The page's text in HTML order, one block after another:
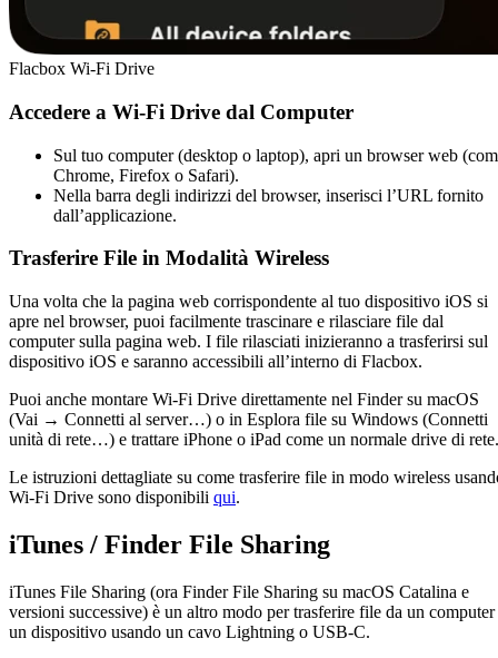
Flacbox Wi-Fi Drive
Accedere a Wi-Fi Drive dal Computer
Sul tuo computer (desktop o laptop), apri un browser web
Chrome, Firefox o Safari).
Nella barra degli indirizzi del browser, inserisci l’URL fornito
dall’applicazione.
Trasferire File in Modalità Wireless
Una volta che la pagina web corrispondente al tuo dispositivo iOS si
apre nel browser, puoi facilmente trascinare e rilasciare file dal
computer sulla pagina web. I file rilasciati inizieranno a trasferirsi sul
dispositivo iOS e saranno accessibili all’interno di Flacbox.
Puoi anche montare Wi-Fi Drive direttamente nel Finder su macOS
(Vai → Connetti al server…) o in Esplora file su Windows (Connetti
unità di rete…) e trattare iPhone o iPad come un normale drive di rete.
Le istruzioni dettagliate su come trasferire file in modo wireless
Wi-Fi Drive sono disponibili qui.
iTunes / Finder File Sharing
iTunes File Sharing (ora Finder File Sharing su macOS Catalina e
versioni successive) è un altro modo per trasferire file da un computer
un dispositivo usando un cavo Lightning o USB-C.